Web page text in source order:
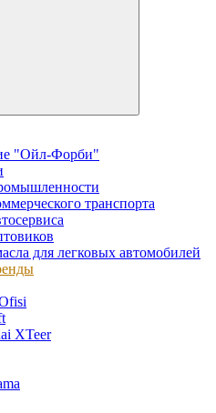
"Ойл-Форби"
транспорта
для легковых автомобилей
XTeer